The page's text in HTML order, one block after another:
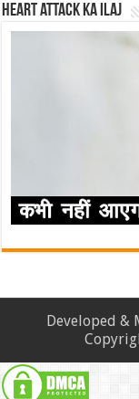
Heart attack ka ilaj
Developed &